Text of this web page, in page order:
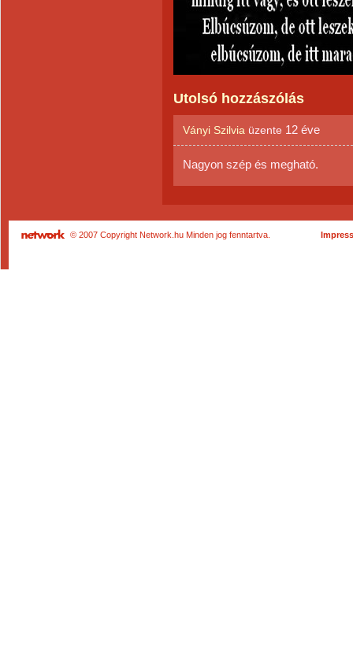
Utolsó hozzászólás
Ványi Szilvia üzente 12 éve
Nagyon szép és megható.
© 2007 Copyright Network.hu Minden jog fenntartva.